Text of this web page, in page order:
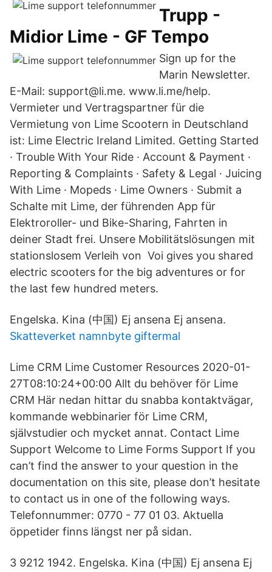
Trupp -
Midior Lime - GF Tempo
Sign up for the
Marin Newsletter.
E-Mail: support@li.me. www.li.me/help.
Vermieter und Vertragspartner für die
Vermietung von Lime Scootern in Deutschland
ist: Lime Electric Ireland Limited. Getting Started
· Trouble With Your Ride · Account & Payment ·
Reporting & Complaints · Safety & Legal · Juicing
With Lime · Mopeds · Lime Owners · Submit a
Schalte mit Lime, der führenden App für
Elektroroller- und Bike-Sharing, Fahrten in
deiner Stadt frei. Unsere Mobilitätslösungen mit
stationslosem Verleih von Voi gives you shared
electric scooters for the big adventures or for
the last few hundred meters.
Engelska. Kina (中国) Ej ansena Ej ansena.
Skatteverket namnbyte giftermal
Lime CRM Lime Customer Resources 2020-01-
27T08:10:24+00:00 Allt du behöver för Lime
CRM Här nedan hittar du snabba kontaktvägar,
kommande webbinarier för Lime CRM,
självstudier och mycket annat. Contact Lime
Support Welcome to Lime Forms Support If you
can’t find the answer to your question in the
documentation on this site, please don’t hesitate
to contact us in one of the following ways.
Telefonnummer: 0770 - 77 01 03. Aktuella
öppetider finns längst ner på sidan.
3 9212 1942. Engelska. Kina (中国) Ej ansena Ej